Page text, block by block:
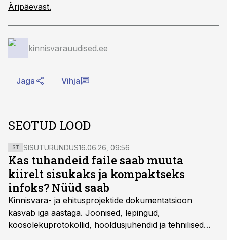
Äripäevast.
kinnisvarauudised.ee
Jaga Vihja
SEOTUD LOOD
ST SISUTURUNDUS16.06.26, 09:56
Kas tuhandeid faile saab muuta
kiirelt sisukaks ja kompaktseks
infoks? Nüüd saab
Kinnisvara- ja ehitusprojektide dokumentatsioon
kasvab iga aastaga. Joonised, lepingud,
koosolekuprotokollid, hooldusjuhendid ja tehnilised